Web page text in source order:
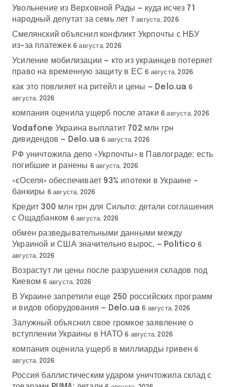
Увольнение из Верховной Рады — куда исчез 71
народный депутат за семь лет 7 августа, 2026
Смелянский объяснил конфликт Укрпочты с НБУ
из-за платежек 6 августа, 2026
Усиление мобилизации — кто из украинцев потеряет
право на временную защиту в ЕС 6 августа, 2026
как это повлияет на ритейл и цены — Delo.ua 6
августа, 2026
компания оценила ущерб после атаки 6 августа, 2026
Vodafone Украина выплатит 702 млн грн
дивидендов — Delo.ua 6 августа, 2026
РФ уничтожила депо «Укрпочты» в Павлограде: есть
погибшие и ранены 6 августа, 2026
«єОселя» обеспечивает 93% ипотеки в Украине –
банкиры 6 августа, 2026
Кредит 300 млн грн для Сильпо: детали соглашения
с Ощадбанком 6 августа, 2026
обмен разведывательными данными между
Украиной и США значительно вырос, — Politico 6
августа, 2026
Возрастут ли цены после разрушения складов под
Киевом 6 августа, 2026
В Украине запретили еще 250 российских программ
и видов оборудования — Delo.ua 6 августа, 2026
Залужный объяснил свое громкое заявление о
вступлении Украины в НАТО 6 августа, 2026
компания оценила ущерб в миллиарды гривен 6
августа, 2026
Россия баллистическим ударом уничтожила склад с